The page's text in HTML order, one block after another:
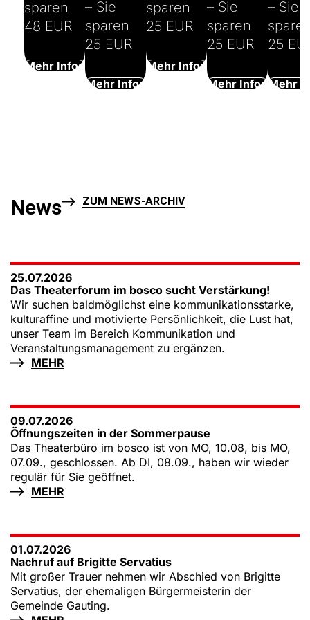
sparen
48 EUR
Mehr Infos
– Sie
sparen
25 EUR
Mehr Infos
sparen
25 EUR
Mehr Infos
– Sie
sparen
25 EUR
Mehr Infos
– Sie
25
Mehr
News ZUM NEWS-ARCHIV
25.07.2026
Das Theaterforum im bosco sucht Verstärkung!
Wir suchen baldmöglichst eine kommunikationsstarke,
kulturaffine und motivierte Persönlichkeit, die Lust hat,
unser Team im Bereich Kommunikation und
Veranstaltungsmanagement zu ergänzen.
MEHR
09.07.2026
Öffnungszeiten in der Sommerpause
Das Theaterbüro im bosco ist von MO, 10.08, bis MO,
07.09., geschlossen. Ab DI, 08.09., haben wir wieder
regulär für Sie geöffnet.
MEHR
01.07.2026
Nachruf auf Brigitte Servatius
Mit großer Trauer nehmen wir Abschied von Brigitte
Servatius, der ehemaligen Bürgermeisterin der
Gemeinde Gauting.